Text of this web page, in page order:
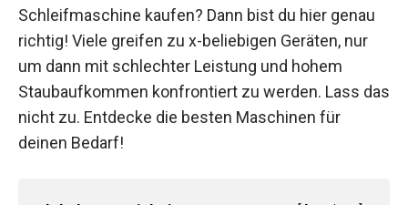
Schleifmaschine kaufen? Dann bist du hier genau
richtig! Viele greifen zu x-beliebigen Geräten, nur
um dann mit schlechter Leistung und hohem
Staubaufkommen konfrontiert zu werden. Lass das
nicht zu. Entdecke die besten Maschinen für
deinen Bedarf!